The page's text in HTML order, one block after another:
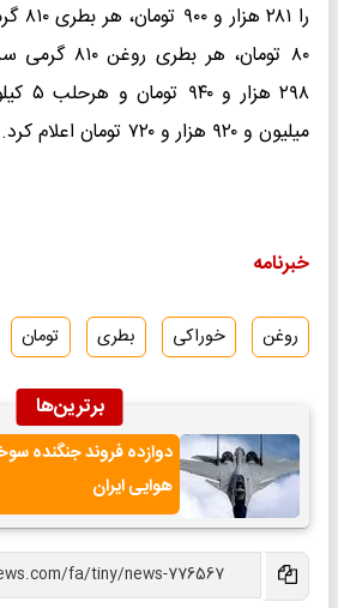
۸۰ تومان، هر
۲۹۸
میلیون و ۹۲۰ هزار و ۷۲۰ تومان اعلام کرد.
خبرنامه
روغن خوراکی بطری تومان
برترین‌ها
هوایی ایران